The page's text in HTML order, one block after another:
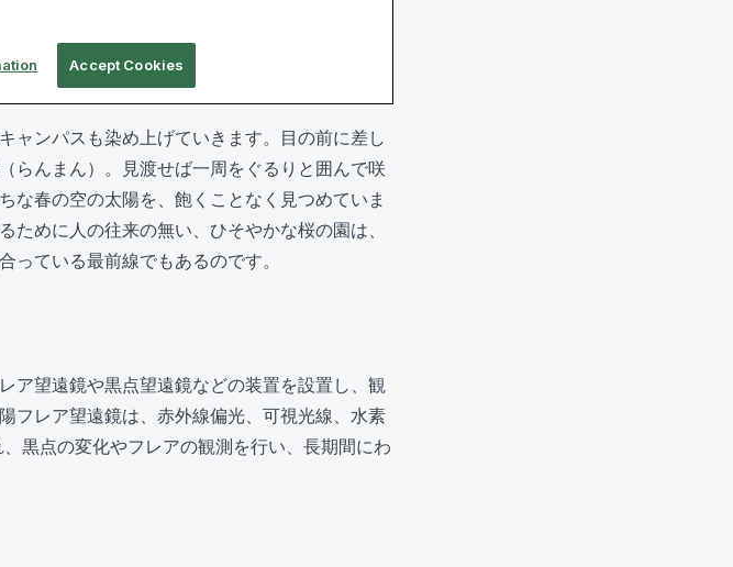
ャンパスも染め上げていきます。目の前に差し
らんまん）。見渡せば一周をぐるりと囲んで咲
な春の空の太陽を、飽くことなく見つめていま
めに人の往来の無い、ひそやかな桜の園は、
っている最前線でもあるのです。
ア望遠鏡や黒点望遠鏡などの装置を設置し、観
フレア望遠鏡は、赤外線偏光、可視光線、水素
黒点の変化やフレアの観測を行い、長期間にわ